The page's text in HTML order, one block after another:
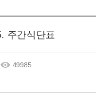
주간식단표
49985